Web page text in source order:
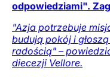
odpowiedziami".
"Azja potrzebuje
budują pokój i
radością" –
diecezji Vellore.